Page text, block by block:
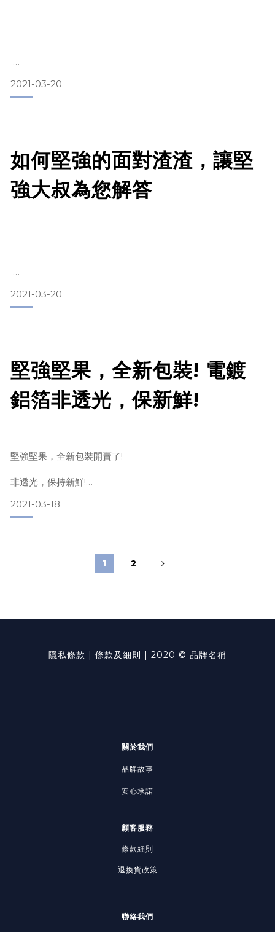
好的，今天就讓我們來談談油耗味
堅果除了自然香味外，有其他的味道都是死罪
想當初年輕時滿滿的香氣
堅強堅果堅持選用電鍍鋁箔包裝
2021-03-20
如何堅強的面對渣渣，讓堅
強大叔為您解答
[ #堅強靠腰果編 ]
有人能自我察覺，自己清理天然渣
有的人就壞壞不自覺直接渣給你看
堅強大叔知道你討厭渣
所以每包堅強堅果在出門前，大叔都會提前部署去渣
讓每一包都清清白白實實在在完完整整
只有讓自己堅強起來，才能抵抗所有可能的渣渣們
第一招：拿去餵鳥！這種鳥食事
2021-03-20
堅強堅果，全新包裝! 電鍍
鋁箔非透光，保新鮮!
堅強堅果，全新包裝開賣了!
非透光，保持新鮮!
2021-03-18
1 2
隱私條款 | 條款及細則 | 2020 © 品牌名稱
關於我們
品牌故事
安心承諾
顧客服務
條款細則
退換貨政策
聯絡我們